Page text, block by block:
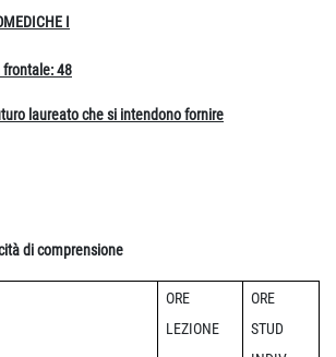
I
frontale: 48
laureato che si intendono fornire
di comprensione
ORE
LEZIONE
ORE
STUD